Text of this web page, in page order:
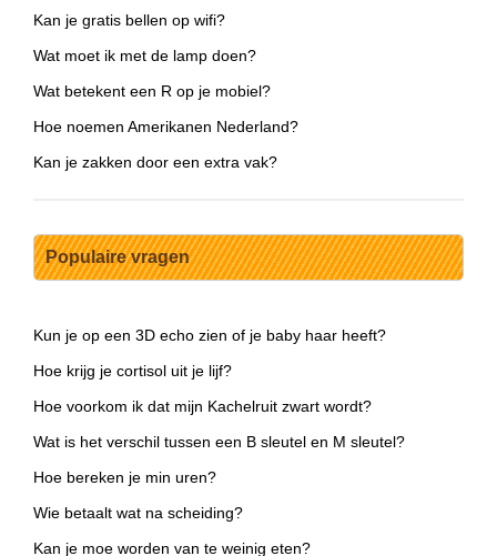
Kan je gratis bellen op wifi?
Wat moet ik met de lamp doen?
Wat betekent een R op je mobiel?
Hoe noemen Amerikanen Nederland?
Kan je zakken door een extra vak?
Populaire vragen
Kun je op een 3D echo zien of je baby haar heeft?
Hoe krijg je cortisol uit je lijf?
Hoe voorkom ik dat mijn Kachelruit zwart wordt?
Wat is het verschil tussen een B sleutel en M sleutel?
Hoe bereken je min uren?
Wie betaalt wat na scheiding?
Kan je moe worden van te weinig eten?